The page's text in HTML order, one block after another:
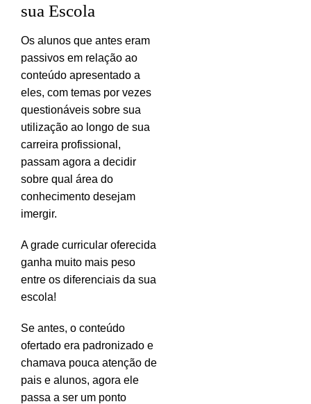
sua Escola
Os alunos que antes eram
passivos em relação ao
conteúdo apresentado a
eles, com temas por vezes
questionáveis sobre sua
utilização ao longo de sua
carreira profissional,
passam agora a decidir
sobre qual área do
conhecimento desejam
imergir.
A grade curricular oferecida
ganha muito mais peso
entre os diferenciais da sua
escola!
Se antes, o conteúdo
ofertado era padronizado e
chamava pouca atenção de
pais e alunos, agora ele
passa a ser um ponto